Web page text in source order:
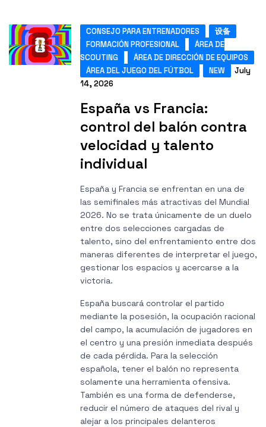
CONSEJO PARA ENTRENADORES
设备
FORMACIÓN PROFESIONAL
ÁREA DE
SCOUTING
ÁREA DE DIRECCIÓN DE EQUIPOS
ÁREA DEL JUEGO DEL FÚTBOL
NEW
July
14, 2026
España vs Francia:
control del balón contra
velocidad y talento
individual
España y Francia se enfrentan en una de
las semifinales más atractivas del Mundial
2026. No se trata únicamente de un duelo
entre dos selecciones cargadas de
talento, sino del enfrentamiento entre dos
maneras diferentes de interpretar el juego,
gestionar los espacios y acercarse a la
victoria.
España buscará controlar el partido
mediante la posesión, la ocupación racional
del campo, la acumulación de jugadores en
el centro y una presión inmediata después
de cada pérdida. Para la selección
española, tener el balón no representa
solamente una herramienta ofensiva.
También es una forma de defenderse,
reducir el número de ataques del rival y
alejar a los principales delanteros